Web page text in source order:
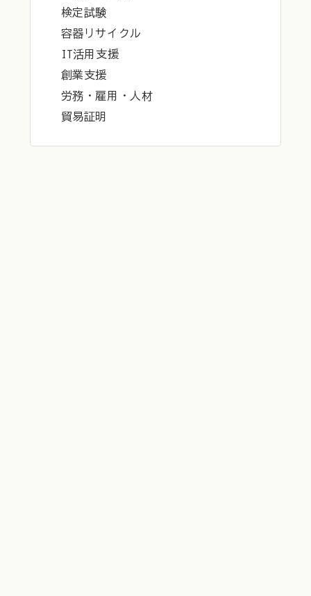
検定試験
容器リサイクル
IT活用支援
創業支援
労務・雇用・人材
貿易証明